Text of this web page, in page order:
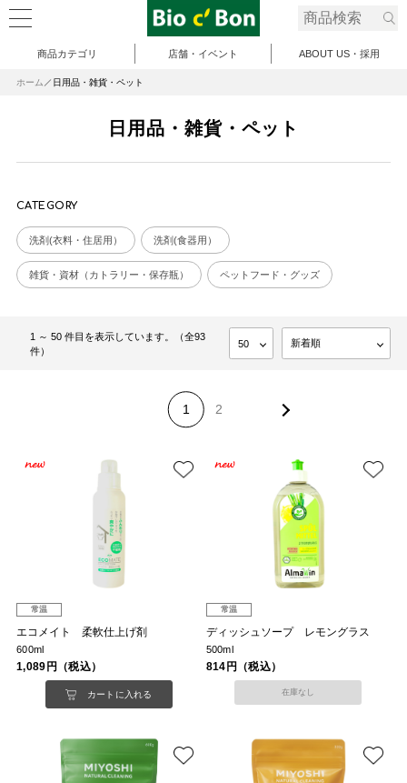
商品カテゴリ 店舗・イベント ABOUT US・採用
ホーム 日用品・雑貨・ペット
日用品・雑貨・ペット
CATEGORY
洗剤(衣料・住居用） 洗剤(食器用）
雑貨・資材（カトラリー・保存瓶） ペットフード・グッズ
1 ～ 50 件目を表示しています。（全93
件）
1 2
常温
エコメイト 柔軟仕上げ剤
600ml
1,089円（税込）
カートに入れる
常温
ディッシュソープ レモングラス
500ml
814円（税込）
在庫なし